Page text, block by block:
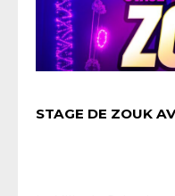
STAGE DE ZOUK